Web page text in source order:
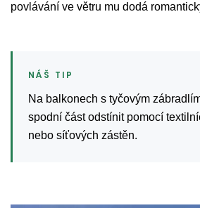
povlávání ve větru mu dodá
Na balkonech s tyčovým
spodní část odstínit pomocí
nebo síťových zástěn.